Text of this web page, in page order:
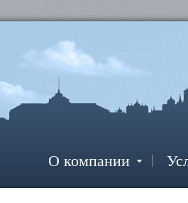
О компании